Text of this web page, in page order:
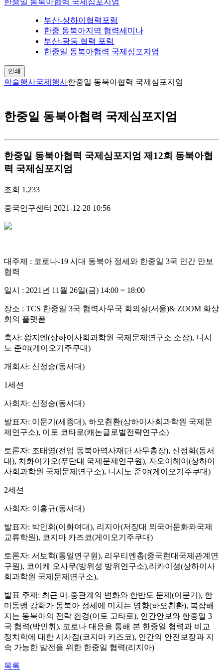
부산-상하이협력포럼
한중 동북아지역 협력세미나
부산-광둥 협력 포럼
한중일 동북아협력 국제심포지엄
인쇄
학술행사국제행사한중일 동북아협력 국제심포지엄
한중일 동북아협력 국제심포지엄
한중일 동북아협력 국제심포지엄 제12회 동북아협
력 국제심포지엄
조회 1,233
중국연구센터 2021-12-28 10:56
대주제 : 코로나-19 시대 동북아 정세와 한중일 3국 인간 안보
협력
일시 : 2021년 11월 26일(금) 14:00 ~ 18:00
장소 : TCS 한중일 3국 협력사무국 회의실(서울)& ZOOM 화상
회의 플랫폼
축사: 왕지엔(상하이사회과학원 국제문제연구소 소장), 니시
노 준야(게이오기주쿠대)
개회사: 신정승(동서대)
1세션
사회자: 신정승(동서대)
발표자: 이문기(세종대), 하오췬환(상하이사회과학원 국제문
제연구소), 이토 코타로(캐논글로벌전략연구소)
토론자: 조태영(전임 동북아역사재단 사무총장), 신정화(동서
대), 치화이가오(푸단대 국제문제연구원), 자오이헤이(상하이
사회과학원 국제문제연구소), 니시노 준야(게이오기주쿠대)
2세션
사회자: 이홍규(동서대)
발표자: 박인휘(이화여대), 리지아(저장대 외국어문화와국제
교류학원), 코지마 카즈코(게이오기주쿠대)
토론자: 서보혁(통일연구원), 리우티엔총(중국현대국제관계연
구원), 코이케 오사무(방위성 방위연구소),리카이셩(상하이사
회과학원 국제문제연구소),
발표 주제: 최근 미-중관계의 변화와 한반도 문제(이문기), 한
미동맹 강화가 동북아 정세에 미치는 영향(하오췬환), 복잡해
지는 동북아의 전략 환경(이토 고타로), 인간안보와 한중일 3
국 협력(박인휘), 코로나 대응을 통해 본 한중일 협력과 비교
정치학에 대한 시사점(코지마 카즈코), 인간의 안전보장과 지
속 가능한 발전을 위한 한중일 협력(리지아)
목록